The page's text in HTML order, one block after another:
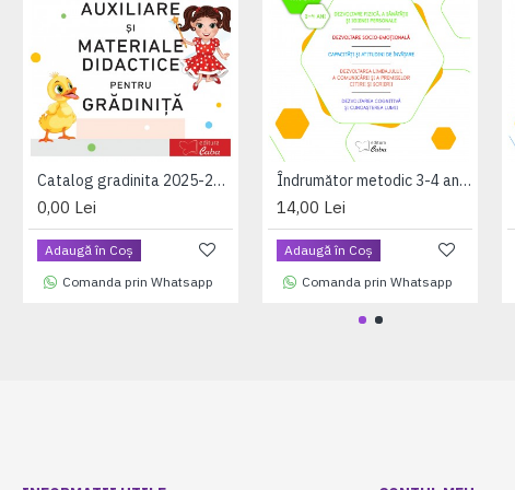
Catalog gradinita 2025-2026
0,00 Lei
Adaugă în Coş
Comanda prin Whatsapp
Îndrumător metodic 3-4 ani - Alfi ne învață
14,00 Lei
Adaugă în Coş
Comanda prin Whatsapp